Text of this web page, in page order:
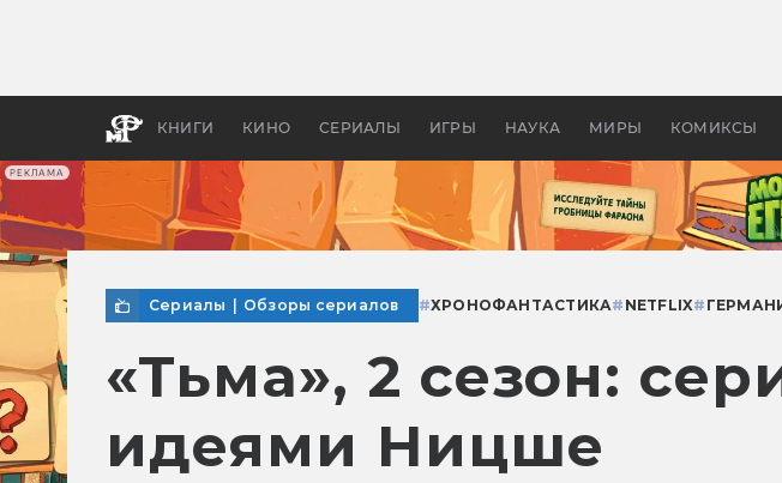
РЕКЛАМА
КНИГИ КИНО СЕРИАЛЫ ИГРЫ НАУКА МИРЫ КОМИКСЫ
апокалипсис, в России —
Сериалы Обзоры сериалов #ХРОНОФАНТАСТИКА# NETFLIX#
«Тьма», 2 сезон:
идеями Ницше